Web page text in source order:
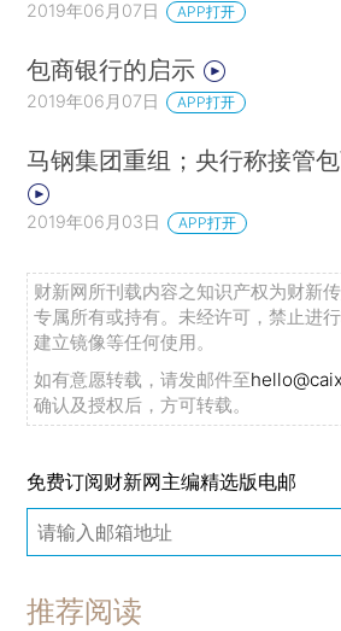
2019年06月07日 APP打开
包商银行的启示
2019年06月07日 APP打开
马钢集团重组；央行称接管
2019年06月03日 APP打开
财新网所刊载内容之知识产权为财新
专属所有或持有。未经许可，禁止进
建立镜像等任何使用。
如有意愿转载，请发邮件至
确认及授权后，方可转载。
免费订阅财新网主编精选版电邮
推荐阅读